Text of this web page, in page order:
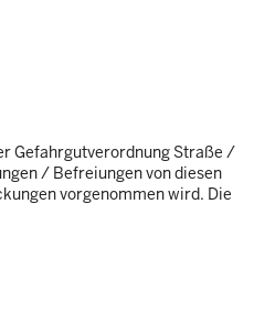
Gefahrgutverordnung Straße /
/ Befreiungen von diesen
vorgenommen wird. Die